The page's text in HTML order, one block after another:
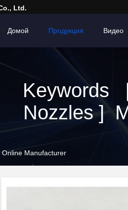
Ltd.
Домой Продукция Видео
Keywords
Nozzles ]
Manufacturer